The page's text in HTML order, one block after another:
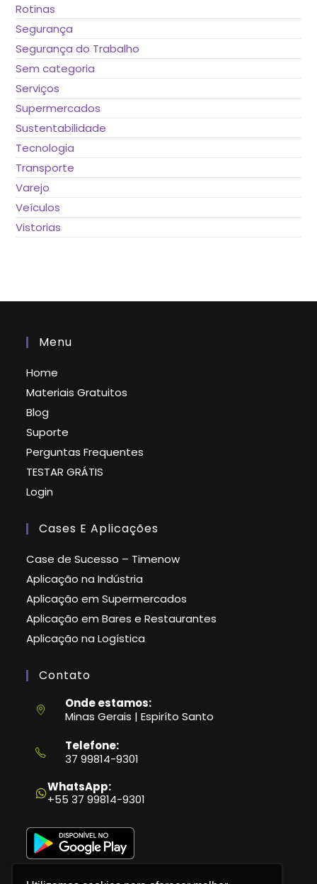
Rotinas
Segurança
Segurança do Trabalho
Sem categoria
Serviços
Supermercados
Sustentabilidade
Tecnologia
Transporte
Varejo
Veículos
Vistorias
Menu
Home
Materiais Gratuitos
Blog
Suporte
Perguntas Frequentes
TESTAR GRÁTIS
Login
Cases E Aplicações
Case de Sucesso – Timenow
Aplicação na Indústria
Aplicação em Supermercados
Aplicação em Bares e Restaurantes
Aplicação na Logística
Contato
Onde estamos:
Minas Gerais | Espiríto Santo
Telefone:
37 99814-9301
em
seu
aplicativo
WhatsApp:
+55 37 99814-9301